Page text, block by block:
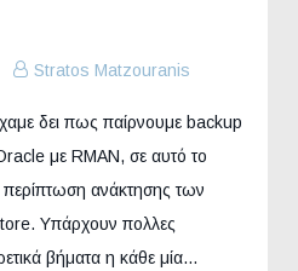
Stratos Matzouranis
δει πως παίρνουμε backup
με RMAN, σε αυτό το
ανάκτησης των
Υπάρχουν πολλες
βήματα η κάθε μία…